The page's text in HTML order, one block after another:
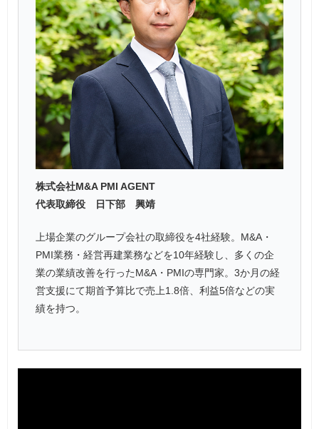
株式会社M&A PMI AGENT
代表取締役 日下部 興靖
上場企業のグループ会社の取締役を4社経験。M&A・
PMI業務・経営再建業務などを10年経験し、多くの企
業の業績改善を行ったM&A・PMIの専門家。3か月の経
営支援にて期首予算比で売上1.8倍、利益5倍などの実
績を持つ。